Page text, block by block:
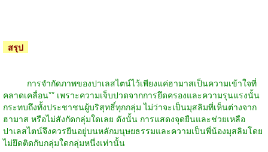
สรุป
การจำกัดภาพของปาเลสไตน์ไว้เพียงแค่ฮามาสเป็นความเข้าใจที่
คลาดเคลื่อน** เพราะความเจ็บปวดจากการยึดครองและความรุนแรงนั้น
กระทบถึงทั้งประชาชนผู้บริสุทธิ์ทุกกลุ่ม ไม่ว่าจะเป็นมุสลิมที่เห็นต่างจาก
ฮามาส หรือไม่สังกัดกลุ่มใดเลย ดังนั้น การแสดงจุดยืนและช่วยเหลือ
ปาเลสไตน์จึงควรยืนอยู่บนหลักมนุษยธรรมและความเป็นพี่น้องมุสลิมโดย
ไม่ยึดติดกับกลุ่มใดกลุ่มหนึ่งเท่านั้น